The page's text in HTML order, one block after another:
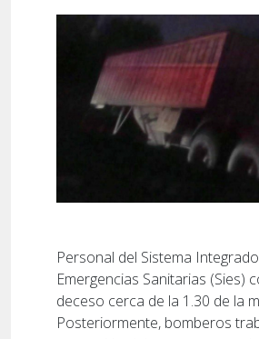
Personal del Sistema
Emergencias Sanitarias (Sies)
deceso cerca de la 1.30 de la
Posteriormente, bomberos